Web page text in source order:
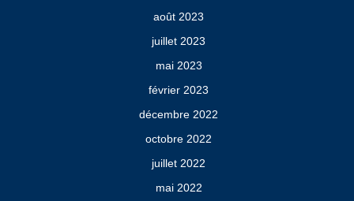
août 2023
juillet 2023
mai 2023
février 2023
décembre 2022
octobre 2022
juillet 2022
mai 2022